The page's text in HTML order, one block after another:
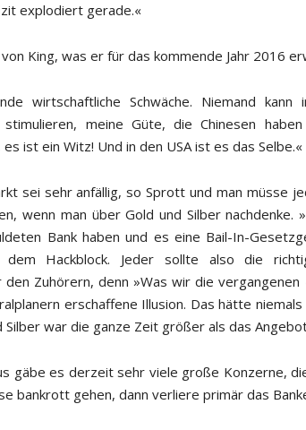
explodiert gerade.«
King, was er für das kommende Jahr 2016
wirtschaftliche Schwäche. Niemand kann
stimulieren, meine Güte, die Chinesen
ist ein Witz! Und in den USA ist es das Selbe.«
sei sehr anfällig, so Sprott und man müsse
wenn man über Gold und Silber nachdenke.
Bank haben und es eine Bail-In-
dem Hackblock. Jeder sollte also die
den Zuhörern, denn »Was wir die
erschaffene Illusion. Das hätte
Silber war die ganze Zeit größer als das
gäbe es derzeit sehr viele große Konzerne,
bankrott gehen, dann verliere primär das